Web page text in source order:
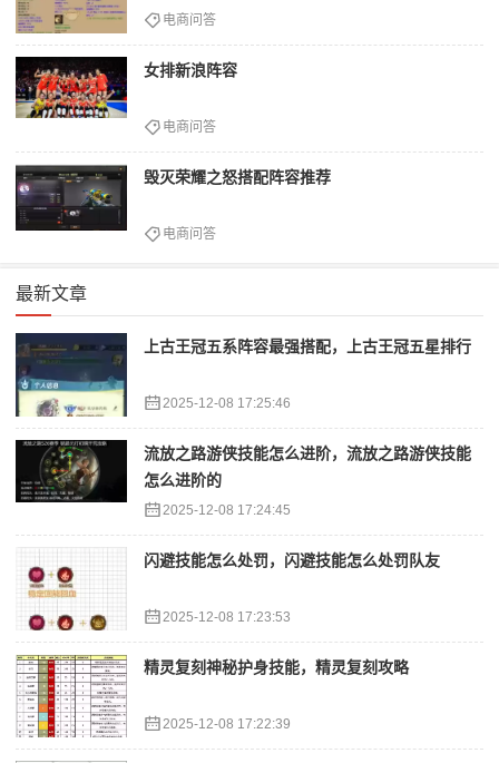
电商问答
女排新浪阵容
电商问答
毁灭荣耀之怒搭配阵容推荐
电商问答
最新文章
上古王冠五系阵容最强搭配，上古王冠五星排行
2025-12-08 17:25:46
流放之路游侠技能怎么进阶，流放之路游侠技能
怎么进阶的
2025-12-08 17:24:45
闪避技能怎么处罚，闪避技能怎么处罚队友
2025-12-08 17:23:53
精灵复刻神秘护身技能，精灵复刻攻略
2025-12-08 17:22:39